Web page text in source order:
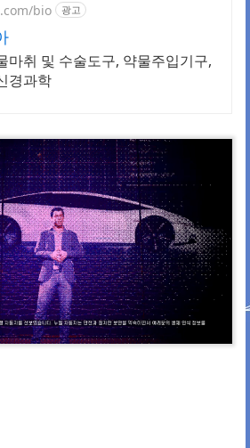
bio 광고
마취 및 수술도구, 약물주입기구,
경과학